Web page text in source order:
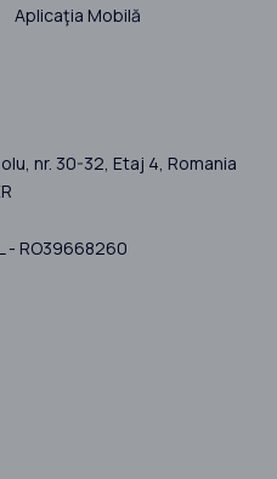
Aplicaţia Mobilă
nr. 30-32, Etaj 4, Romania
- RO39668260